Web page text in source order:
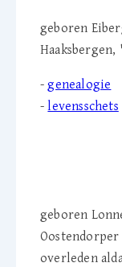
geboren
Haaksbergen,
-genealogie
-levensschets
geboren
Oostendorper
overleden